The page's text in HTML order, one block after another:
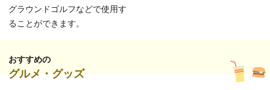
グラウンドゴルフなどで使用す
ることができます。
おすすめの
グルメ・グッズ